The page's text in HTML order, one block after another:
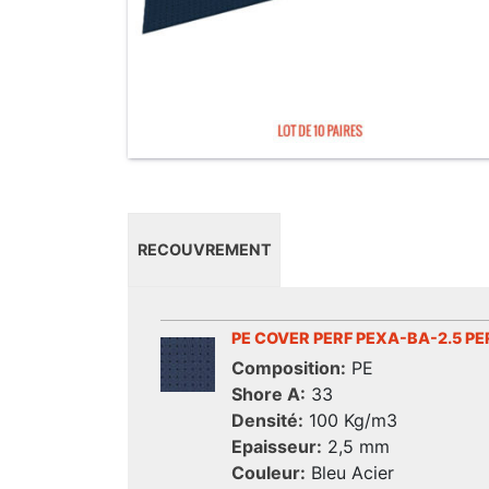
RECOUVREMENT
PE COVER PERF PEXA-BA-2.5
Composition: PE
Shore A: 33
Densité: 100 Kg/m3
Epaisseur: 2,5 mm
Couleur: Bleu Acier